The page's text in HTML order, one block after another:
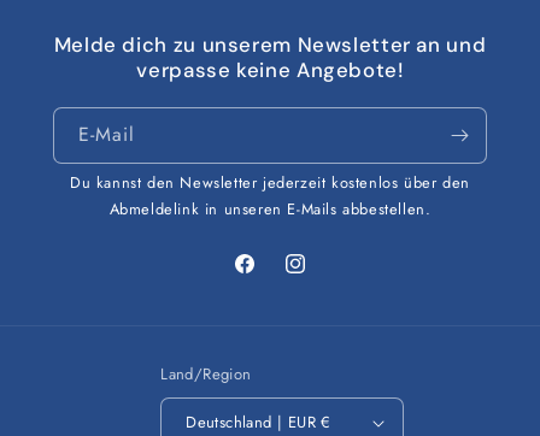
Melde dich zu unserem Newsletter an und
verpasse keine Angebote!
E-Mail
Du kannst den Newsletter jederzeit kostenlos über den
Abmeldelink in unseren E-Mails abbestellen.
FacebookInstagram
Land/Region
Deutschland | EUR €